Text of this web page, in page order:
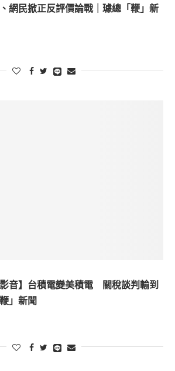
網民掀正反評價論戰｜璩總「鞭」新
音】台積電變美積電 關稅談判輸到
」新聞